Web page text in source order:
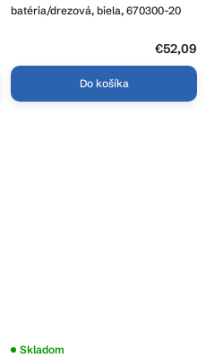
batéria/drezová, biela, 670300-20
€52,09
Do košíka
Skladom